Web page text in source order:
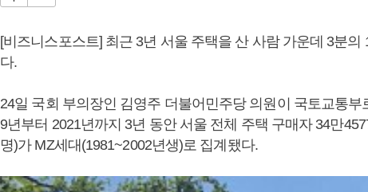
[비즈니스포스트] 최근 3년 서울 주택을 산 사람 가운데 3분
다.
24일 국회 부의장인 김영주 더불어민주당 의원이 국토교통
9년부터 2021년까지 3년 동안 서울 전체 주택 구매자 34만
명)가 MZ세대(1981~2002년생)로 집계됐다.